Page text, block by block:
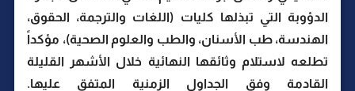
الدؤوبة التي تبذلها كليات (اللغات والترجمة، الحقوق،
الهندسة، طب الأسنان، والطب والعلوم الصحية)، مؤكداً
تطلعه لاستلام وثائقها النهائية خلال الأشهر القليلة
القادمة وفق الجداول الزمنية المتفق عليها.